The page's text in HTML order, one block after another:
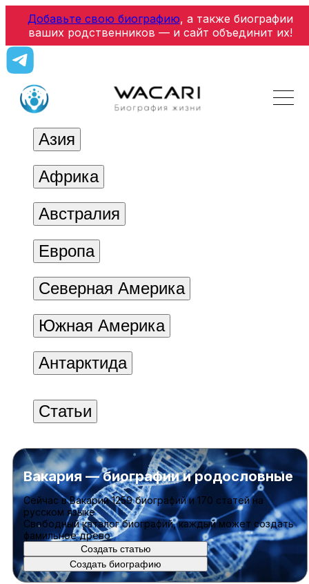
Добавьте свою биографию, а также биографии
ваших родственников — и сайт объединит их!
Азия
Африка
Австралия
Европа
Северная Америка
Южная Америка
Антарктида
Статьи
Вакария — биографии и родословные
Cейчас в Вакарии1259 биографийи170 статейна
русском языке
Свободный каталог биографий, каждый может создать
фамильное древо
Создать статью
Создать биографию